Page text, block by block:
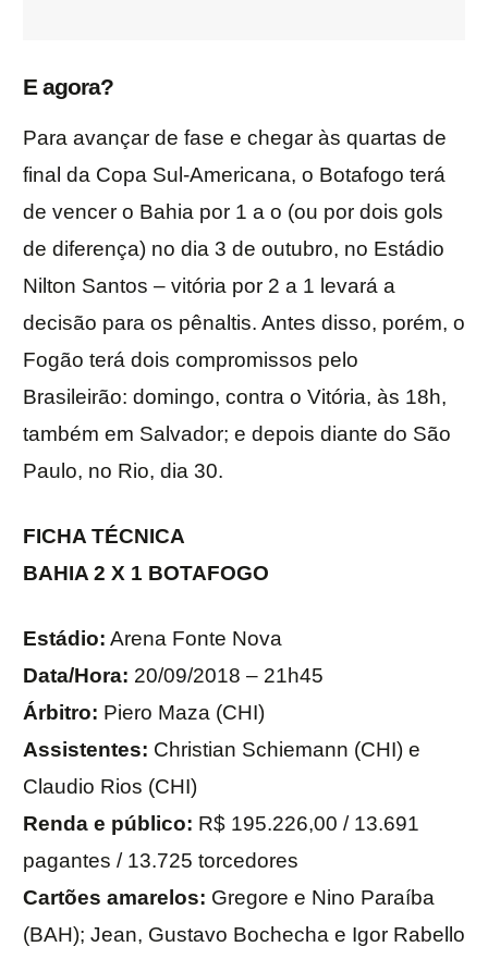
E agora?
Para avançar de fase e chegar às quartas de
final da Copa Sul-Americana, o Botafogo terá
de vencer o Bahia por 1 a o (ou por dois gols
de diferença) no dia 3 de outubro, no Estádio
Nilton Santos – vitória por 2 a 1 levará a
decisão para os pênaltis. Antes disso, porém, o
Fogão terá dois compromissos pelo
Brasileirão: domingo, contra o Vitória, às 18h,
também em Salvador; e depois diante do São
Paulo, no Rio, dia 30.
FICHA TÉCNICA
BAHIA 2 X 1 BOTAFOGO
Estádio: Arena Fonte Nova
Data/Hora: 20/09/2018 – 21h45
Árbitro: Piero Maza (CHI)
Assistentes: Christian Schiemann (CHI) e
Claudio Rios (CHI)
Renda e público: R$ 195.226,00 / 13.691
pagantes / 13.725 torcedores
Cartões amarelos: Gregore e Nino Paraíba
(BAH); Jean, Gustavo Bochecha e Igor Rabello